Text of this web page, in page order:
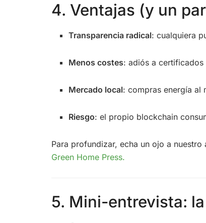
4. Ventajas (y un
Transparencia radical: cualquiera
Menos costes: adiós a certificados
Mercado local: compras energía al
Riesgo: el propio blockchain
Para profundizar, echa un ojo a nuestro
Green Home Press.
5. Mini-entrevista: